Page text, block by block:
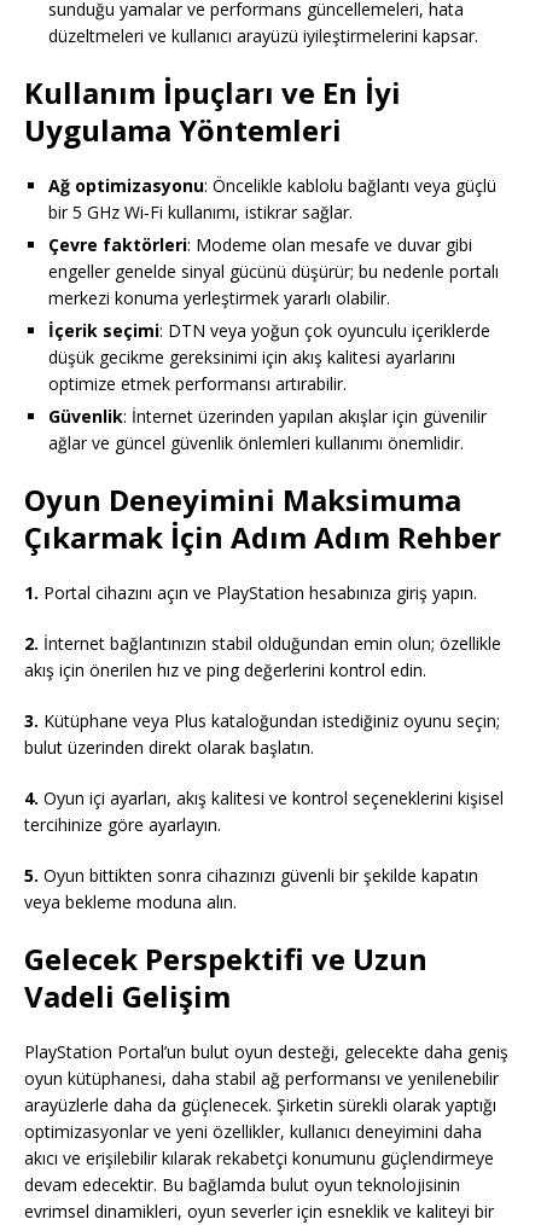
sunduğu yamalar ve performans güncellemeleri, hata
düzeltmeleri ve kullanıcı arayüzü iyileştirmelerini kapsar.
Kullanım İpuçları ve En İyi
Uygulama Yöntemleri
Ağ optimizasyonu: Öncelikle kablolu bağlantı veya güçlü
bir 5 GHz Wi‑Fi kullanımı, istikrar sağlar.
Çevre faktörleri: Modeme olan mesafe ve duvar gibi
engeller genelde sinyal gücünü düşürür; bu nedenle portalı
merkezi konuma yerleştirmek yararlı olabilir.
İçerik seçimi: DTN veya yoğun çok oyunculu içeriklerde
düşük gecikme gereksinimi için akış kalitesi ayarlarını
optimize etmek performansı artırabilir.
Güvenlik: İnternet üzerinden yapılan akışlar için güvenilir
ağlar ve güncel güvenlik önlemleri kullanımı önemlidir.
Oyun Deneyimini Maksimuma
Çıkarmak İçin Adım Adım Rehber
1. Portal cihazını açın ve PlayStation hesabınıza giriş yapın.
2. İnternet bağlantınızın stabil olduğundan emin olun; özellikle
akış için önerilen hız ve ping değerlerini kontrol edin.
3. Kütüphane veya Plus kataloğundan istediğiniz oyunu seçin;
bulut üzerinden direkt olarak başlatın.
4. Oyun içi ayarları, akış kalitesi ve kontrol seçeneklerini kişisel
tercihinize göre ayarlayın.
5. Oyun bittikten sonra cihazınızı güvenli bir şekilde kapatın
veya bekleme moduna alın.
Gelecek Perspektifi ve Uzun
Vadeli Gelişim
PlayStation Portal’un bulut oyun desteği, gelecekte daha geniş
oyun kütüphanesi, daha stabil ağ performansı ve yenilenebilir
arayüzlerle daha da güçlenecek. Şirketin sürekli olarak yaptığı
optimizasyonlar ve yeni özellikler, kullanıcı deneyimini daha
akıcı ve erişilebilir kılarak rekabetçi konumunu güçlendirmeye
devam edecektir. Bu bağlamda bulut oyun teknolojisinin
evrimsel dinamikleri, oyun severler için esneklik ve kaliteyi bir